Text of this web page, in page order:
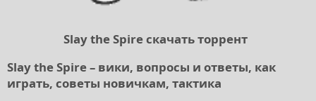
Slay the Spire скачать торрент
Slay the Spire – вики, вопросы и ответы, как
играть, советы новичкам, тактика